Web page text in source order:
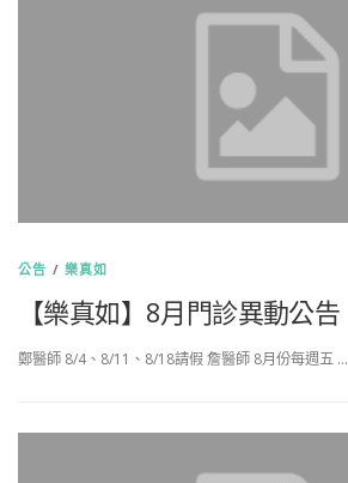
公告 /樂真如
【樂真如】8月門診異動公告
鄭醫師 8/4、8/11、8/18請假 詹醫師 8月份每週五 …